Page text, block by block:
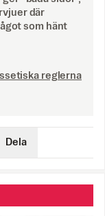
där
som hänt
reglerna
Dela